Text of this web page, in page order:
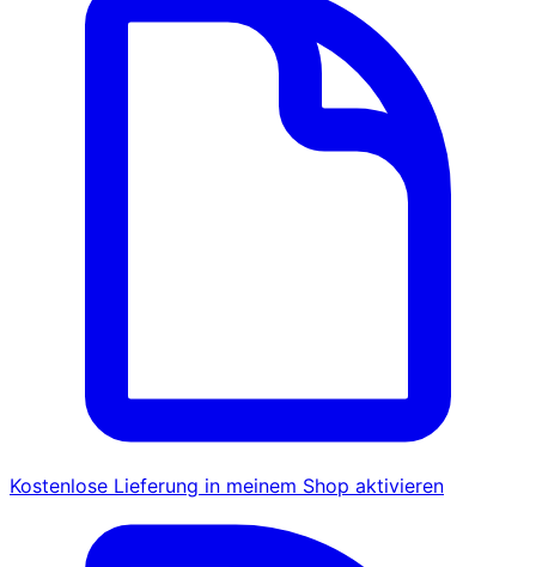
Kostenlose Lieferung in meinem Shop aktivieren